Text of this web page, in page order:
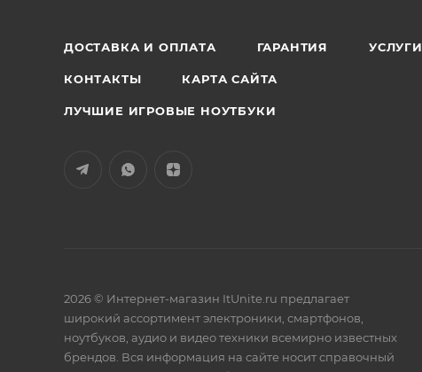
ДОСТАВКА И ОПЛАТА ГАРАНТИЯ УСЛУГИ
КОНТАКТЫ КАРТА САЙТА
ЛУЧШИЕ ИГРОВЫЕ НОУТБУКИ
2026 © Интернет-магазин ItUnite.ru предлагает
широкий ассортимент электроники, смартфонов,
ноутбуков, аудио и видео техники всемирно известных
брендов. Вся информация на сайте носит справочный